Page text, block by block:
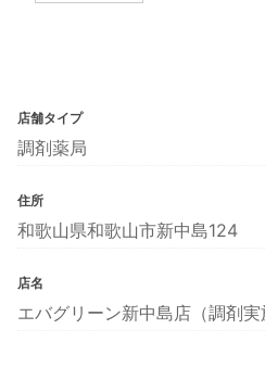
店舗タイプ
調剤薬局
住所
和歌山県和歌山市新中島124
店名
エバグリーン新中島店（調剤実